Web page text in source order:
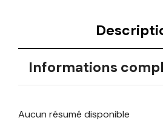
Informations
Aucun résumé disponible